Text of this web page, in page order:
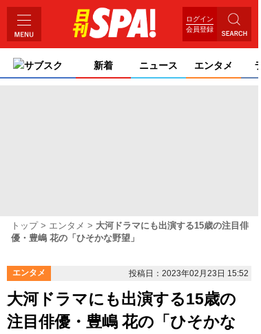
ログイン
会員登録
サブスク 新着 ニュース エンタメ
トップ エンタメ
大河ドラマにも出演する15歳の注目俳
優・豊嶋 花の「ひそかな野望」
エンタメ 投稿日：2023年02月23日 15:52
大河ドラマにも出演する15歳の
注目俳優・豊嶋 花の「ひそかな